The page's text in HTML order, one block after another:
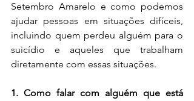
Setembro Amarelo e como podemos
ajudar pessoas em situações difíceis,
incluindo quem perdeu alguém para o
suicídio e aqueles que trabalham
diretamente com essas situações.
1. Como falar com alguém que está